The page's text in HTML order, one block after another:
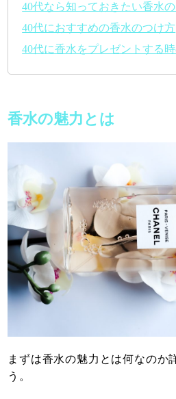
40代なら知っておきたい香水
40代におすすめの香水のつけ方
40代に香水をプレゼントする
香水の魅力とは
まずは香水の魅力とは何なのか
う。